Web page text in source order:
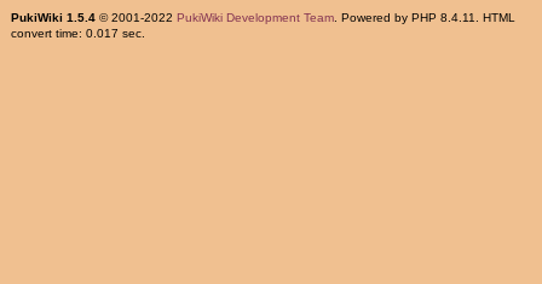
PukiWiki 1.5.4© 2001-2022 PukiWiki Development Team. Powered by PHP 8.4.11. HTML
convert time: 0.017 sec.